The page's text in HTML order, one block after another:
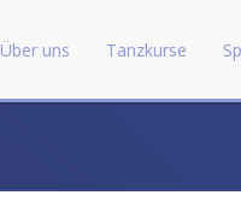
Über uns Tanzkurse